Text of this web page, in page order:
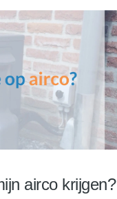
airco krijgen?